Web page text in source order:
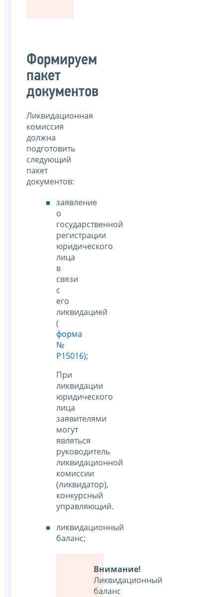
Формируем
пакет
документов
Ликвидационная
комиссия
должна
подготовить
следующий
пакет
документов:
заявление
о
государственной
регистрации
юридического
лица
в
связи
с
его
ликвидацией
(
форма
№
Р15016);
При
ликвидации
юридического
лица
заявителями
могут
являться
руководитель
ликвидационной
комиссии
(ликвидатор),
конкурсный
управляющий.
ликвидационный
баланс;
Внимание!
Ликвидационный
баланс